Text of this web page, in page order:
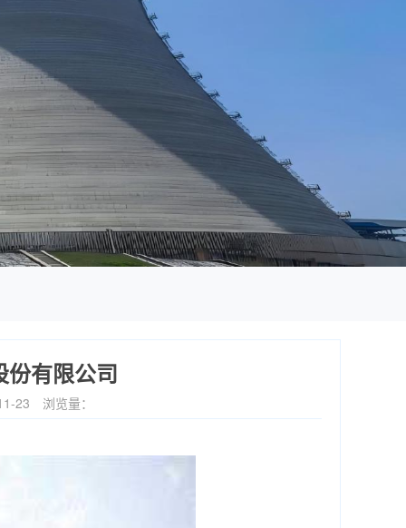
份有限公司
23 浏览量：